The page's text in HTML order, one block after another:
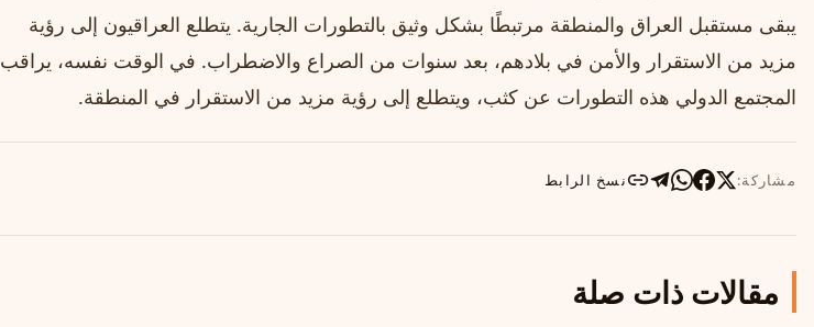
يبقى مستقبل العراق والمنطقة مرتبطًا بشكل وثيق بالتطورات الجارية. يتطلع العراقيون إلى رؤية
مزيد من الاستقرار والأمن في بلادهم، بعد سنوات من الصراع والاضطراب. في الوقت نفسه، يراقب
المجتمع الدولي هذه التطورات عن كثب، ويتطلع إلى رؤية مزيد من الاستقرار في المنطقة.
مشاركة: نسخ الرابط
مقالات ذات صلة